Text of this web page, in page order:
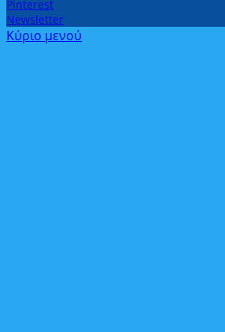
Pinterest
Newsletter
Κύριο μενού